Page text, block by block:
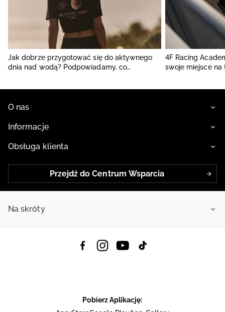
Jak dobrze przygotować się do aktywnego
dnia nad wodą? Podpowiadamy, co
4F Racing
swoje miejsce na
O nas
Informacje
Obsługa klienta
Przejdź do Centrum Wsparcia
Na skróty
Pobierz Aplikację: